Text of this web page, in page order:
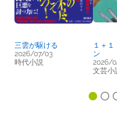
三雲が駆ける
2026/07/03
時代小説
１＋
ン
2026/
文芸小